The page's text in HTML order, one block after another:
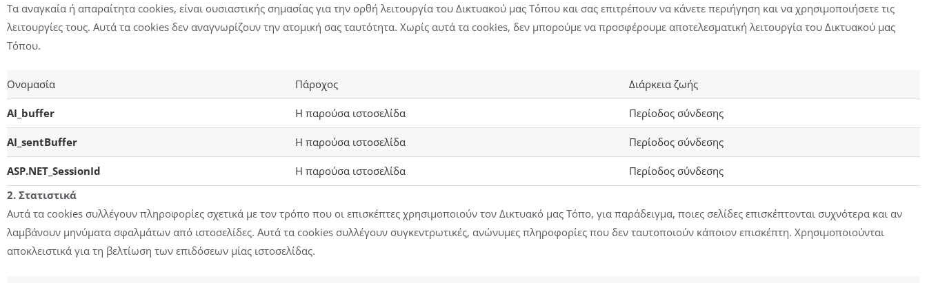
Τα αναγκαία ή απαραίτητα cookies, είναι ουσιαστικής σημασίας για την ορθή λειτουργία του Δικτυακού μας Τόπου και σας επιτρέπουν να κάνετε περιήγηση και να χρησιμοποιήσετε τις
λειτουργίες τους. Αυτά τα cookies δεν αναγνωρίζουν την ατομική σας ταυτότητα. Χωρίς αυτά τα cookies, δεν μπορούμε να προσφέρουμε αποτελεσματική λειτουργία του Δικτυακού μας
Τόπου.
Ονομασία Πάροχος Διάρκεια ζωής
AI_buffer Η παρούσα ιστοσελίδα Περίοδος σύνδεσης
AI_sentBuffer Η παρούσα ιστοσελίδα Περίοδος σύνδεσης
ASP.NET_SessionId Η παρούσα ιστοσελίδα
Περίοδος σύνδεσης
2. Στατιστικά
Αυτά τα cookies συλλέγουν πληροφορίες σχετικά με τον τρόπο που οι επισκέπτες χρησιμοποιούν τον Δικτυακό μας Τόπο, για παράδειγμα, ποιες σελίδες επισκέπτονται συχνότερα και αν
λαμβάνουν μηνύματα σφαλμάτων από ιστοσελίδες. Αυτά τα cookies συλλέγουν συγκεντρωτικές, ανώνυμες πληροφορίες που δεν ταυτοποιούν κάποιον επισκέπτη. Χρησιμοποιούνται
αποκλειστικά για τη βελτίωση των επιδόσεων μίας ιστοσελίδας.